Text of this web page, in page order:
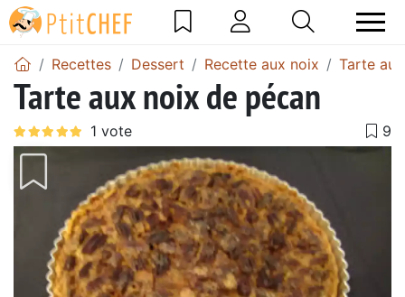
Recettes Dessert Recette aux noix Tarte
Tarte aux noix de pécan